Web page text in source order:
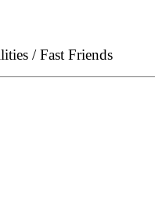
/ Fast Friends